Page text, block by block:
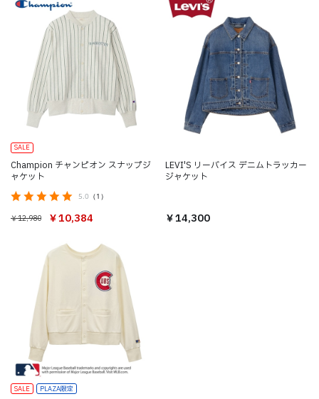
SALE
Champion チャンピオン スナップジ
ャケット
5.0 （1）
￥12,980 ￥10,384
LEVI'S リーバイス デニムトラッカー
ジャケット
￥14,300
SALE PLAZA限定